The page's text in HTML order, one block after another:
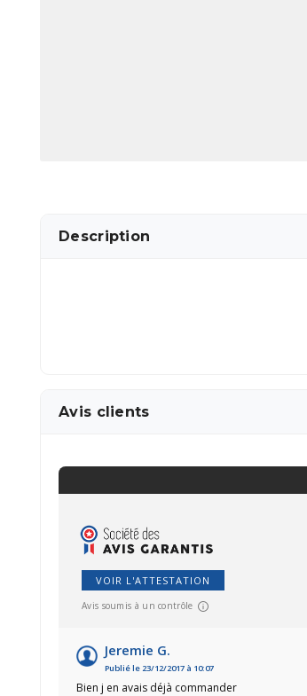
Description
Avis clients
VOIR L'ATTESTATION
Avis soumis à un contrôle
Jeremie G.
Publié le 23/12/2017 à 10:07
Bien j en avais déjà commander